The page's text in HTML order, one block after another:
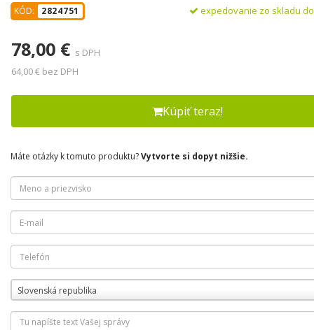
KÓD: 2824751 expedovanie zo skladu
78,00 € s DPH
64,00 € bez DPH
Kúpiť teraz!
Máte otázky k tomuto produktu?Vytvorte si dopyt nižšie.
Slovenská republika